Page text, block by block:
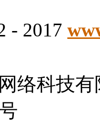
- 2017
络科技